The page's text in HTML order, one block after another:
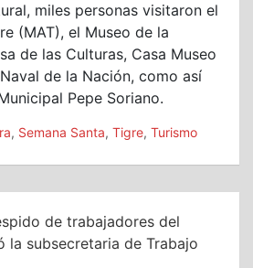
miles personas visitaron el
(MAT), el Museo de la
de las Culturas, Casa Museo
de la Nación, como así
Pepe Soriano.
, Semana Santa, Tigre, Turismo
de trabajadores del
la subsecretaria de Trabajo